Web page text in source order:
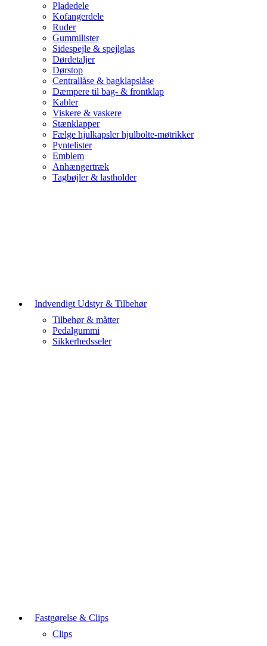
Pladedele
Kofangerdele
Ruder
Gummilister
Sidespejle & spejlglas
Dørdetaljer
Dørstop
Centrallåse & bagklapslåse
Dæmpere til bag- & frontklap
Kabler
Viskere & vaskere
Stænklapper
Fælge hjulkapsler hjulbolte-møtrikker
Pyntelister
Emblem
Anhængertræk
Tagbøjler & lastholder
Indvendigt Udstyr & Tilbehør
Tilbehør & måtter
Pedalgummi
Sikkerhedsseler
Fastgørelse & Clips
Clips